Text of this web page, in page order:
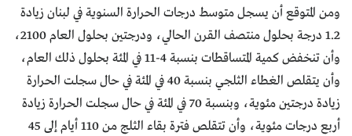
ومن المتوقع أن يسجل متوسط درجات الحرارة السنوية في لبنان زيادة
1.2 درجة بحلول منتصف القرن الحالي، ودرجتين بحلول العام 2100،
وأن تنخفض كمية المتساقطات بنسبة 4-11 في المئة بحلول ذلك العام،
وأن يتقلص الغطاء الثلجي بنسبة 40 في المئة في حال سجلت الحرارة
زيادة درجتين مئوية، وبنسبة 70 في المئة في حال سجلت الحرارة زيادة
أربع درجات مئوية، وأن تتقلص فترة بقاء الثلج من 110 أيام إلى 45